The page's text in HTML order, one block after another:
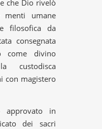
umane
filosofica da
consegnata
come divino
custodisca
con magistero
approvato in
dei sacri